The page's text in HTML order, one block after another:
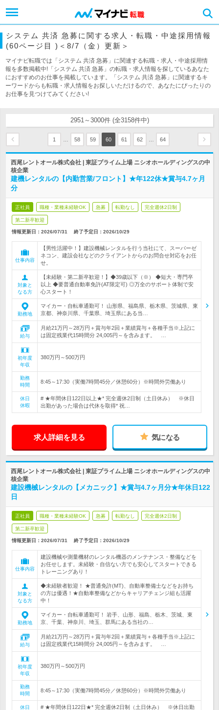
システム 共済 急募に関する求人・転職・中途採用情報
(60ページ目 )＜8/7（金）更新＞
マイナビ転職では「システム 共済 急募」に関連する転職・求人・中途採用情
報を多数掲載中!「システム 共済 急募」の転職・求人情報を探しているあなた
におすすめのお仕事を掲載しています。「システム 共済 急募」に関連するキ
ーワードからも転職・求人情報をお探しいただけるので、あなたにぴったりの
お仕事を見つけてみてください!
2951～3000件 (全3158件中)
1 58 59 60 61 62 64
西尾レントオール株式会社 | 東証プライム上場 ニシオホールディングスの中
核企業
建機レンタルの【内勤営業/フロント】★年122休★賞与4.7ヶ月
分
正社員 職種・業種未経験OK 急募 転勤なし 完全週休2日制
第二新卒歓迎
情報更新日：2026/07/31 終了予定日： 2026/10/29
仕事内容
【男性活躍中！】建設機械レンタルを行う当社にて、スーパーゼ
ネコン、建設会社などのクライアントからのお問合せ対応をお任
せ。
対象と
なる方
【未経験・第二新卒歓迎！】◆39歳以下（※） ◆短大・専門卒
以上 ◆要普通自動車免許(AT限定可) ◎万全のサポート体制で安
心スタート！
勤務地
マイカー・自転車通勤可！ 山形県、福島県、栃木県、茨城県、東
京都、神奈川県、千葉県、埼玉県にある当…
給与
月給21万円～28万円＋賞与年2回＋業績賞与＋各種手当※上記に
は固定残業代15時間分 24,005円～を含みます。 …
初年度
年収
380万円～500万円
勤務
時間
8:45～17:30（実働7時間45分／休憩60分）※時間外労働あり
休日
休暇
# ★年間休日122日以上★* 完全週休2日制（土日休み） ※休日
出勤があった場合は代休を取得* 祝…
求人詳細を見る 気になる
西尾レントオール株式会社 | 東証プライム上場 ニシオホールディングスの中
核企業
建設機械レンタルの【メカニック】★賞与4.7ヶ月分★年休日122
日
正社員 職種・業種未経験OK 急募 転勤なし 完全週休2日制
第二新卒歓迎
情報更新日：2026/07/31 終了予定日： 2026/10/29
仕事内容
建設機械や測量機材のレンタル機器のメンテナンス・整備などを
お任せします。未経験・自信ない方でも安心してスタートできる
トレーニングあり！
対象と
なる方
◆未経験者歓迎！ ★普通免許(MT)、自動車整備士などをお持ち
の方は優遇！★自動車整備などからキャリアチェンジ組も活躍
中！
勤務地
マイカー・自転車通勤可！ 岩手、山形、福島、栃木、茨城、東
京、千葉、神奈川、埼玉、群馬にある当社の…
給与
月給21万円～28万円＋賞与年2回＋業績賞与＋各種手当※上記に
は固定残業代15時間分 24,005円～を含みます。 …
初年度
年収
380万円～500万円
勤務
時間
8:45～17:30（実働7時間45分／休憩60分）※時間外労働あり
休日
# ★年間休日122日★* 完全週休2日制（土日休み） ※休日出勤